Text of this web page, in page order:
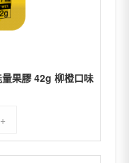
果膠 42g 柳橙口味
+